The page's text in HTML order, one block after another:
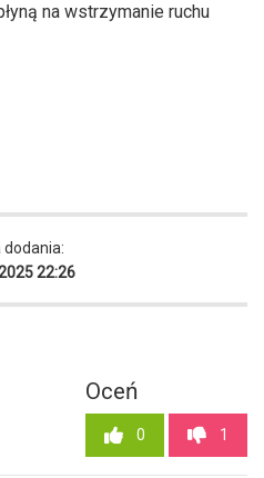
na wstrzymanie ruchu
dodania:
22:26
Oceń
0 1